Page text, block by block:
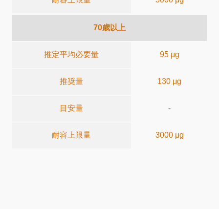
70歳以上
推定平均必要量 95 μg
推奨量 130 μg
目安量 -
耐容上限量 3000 μg